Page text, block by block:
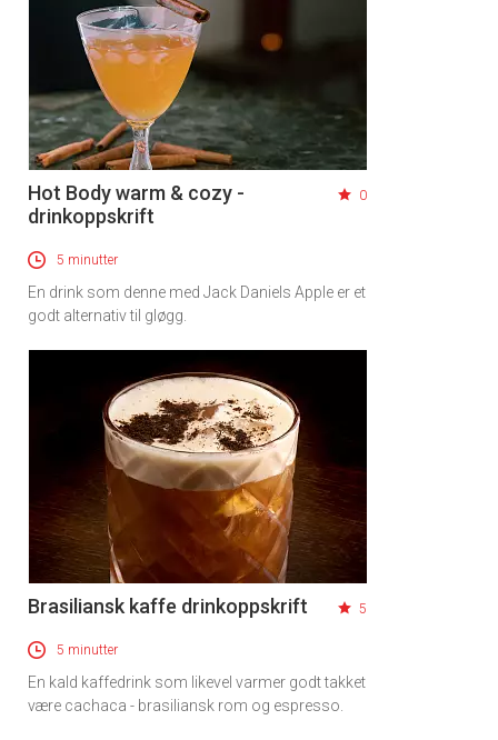
Hot Body warm & cozy -
drinkoppskrift
0
5 minutter
En drink som denne med Jack Daniels Apple er et
godt alternativ til gløgg.
Brasiliansk kaffe drinkoppskrift 5
5 minutter
En kald kaffedrink som likevel varmer godt takket
være cachaca - brasiliansk rom og espresso.